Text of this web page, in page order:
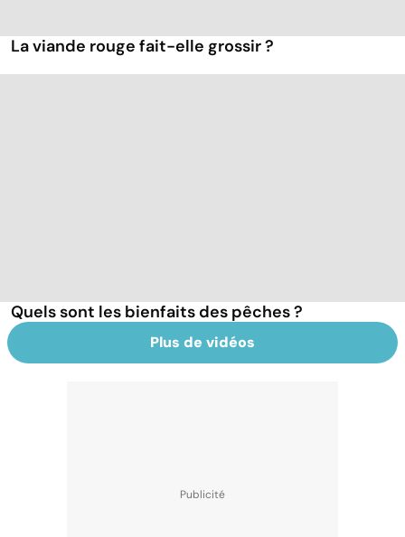
La viande rouge fait-elle grossir ?
Quels sont les bienfaits des pêches ?
Plus de vidéos